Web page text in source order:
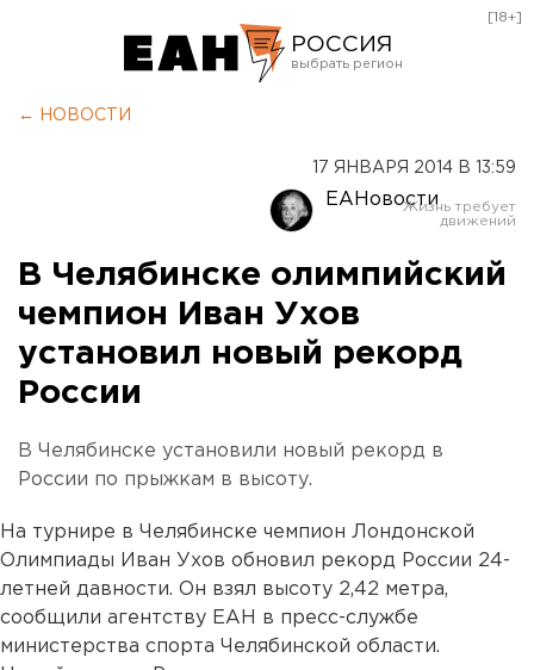
РОССИЯ
Оренбург
[18+]
← НОВОСТИ
17 ЯНВАРЯ 2014 В 13:59
ЕАНовости
В Челябинске олимпийский
чемпион Иван Ухов
установил новый рекорд
России
В Челябинске установили новый рекорд в
России по прыжкам в высоту.
На турнире в Челябинске чемпион Лондонской
Олимпиады Иван Ухов обновил рекорд России 24-
летней давности. Он взял высоту 2,42 метра,
сообщили агентству ЕАН в пресс-службе
министерства спорта Челябинской области.